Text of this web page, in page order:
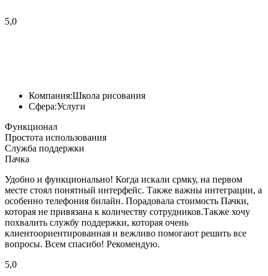
5,0
Компания:Школа рисования
Сфера:Услуги
Функционал
Простота использования
Служба поддержки
Пачка
Удобно и функционально! Когда искали срмку, на первом
месте стоял понятный интерфейс. Также важны интеграции, а
особенно телефония билайн. Порадовала стоимость Пачки,
которая не привязана к количеству сотрудников.Также хочу
похвалить службу поддержки, которая очень
клиентоориентированная и вежливо помогают решить все
вопросы. Всем спасибо! Рекомендую.
5,0